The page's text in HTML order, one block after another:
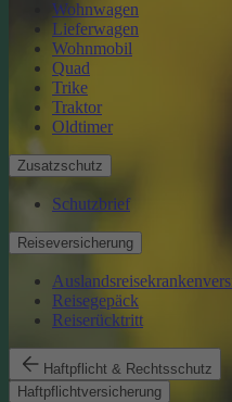
Wohnwagen
Lieferwagen
Wohnmobil
Quad
Trike
Traktor
Oldtimer
Zusatzschutz
Schutzbrief
Reiseversicherung
Reisegepäck
Reiserücktritt
Haftpflicht & Rechtsschutz
Haftpflichtversicherung